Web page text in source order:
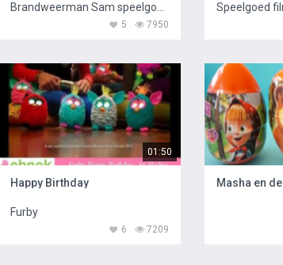
7950
5
Speelgoed
01:50
Happy Birthday
Furby
7209
6